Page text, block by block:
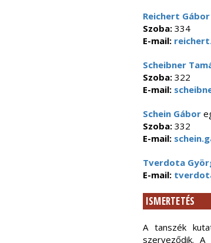
Reichert Gábor
Szoba:334
E-mail:
Scheibner
Szoba:322
E-mail:
Schein Gábor
Szoba:332
E-mail:
Tverdota
E-mail:
ISMERTETÉS
A tanszék
szerveződik.